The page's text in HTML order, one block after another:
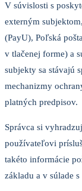
V súvislosti s
externým
(PayU), Poľská
v tlačenej forme) a
subjekty sa stávajú
mechanizmy
platných predpisov.
Správca si
používateľovi
takéto informácie
základu a v súlade